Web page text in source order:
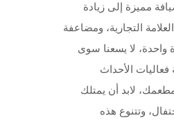
مميزة إلى زيادة
التجارية، ومضاعفة
واحدة، لا يسعنا سوى
الأحداث
لابد أن يمتلك
وتتنوع هذه